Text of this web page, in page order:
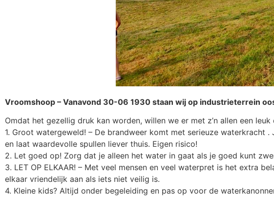
Vroomshoop – Vanavond 30-06 1930 staan wij op industrieterrein
Omdat het gezellig druk kan worden, willen we er met z’n allen een
1. Groot watergeweld! – De brandweer komt met serieuze
en laat waardevolle spullen liever thuis. Eigen risico!
2. Let goed op! Zorg dat je alleen het water in gaat als je goed kunt
3. LET OP ELKAAR! – Met veel mensen en veel waterpret is het extra
elkaar vriendelijk aan als iets niet veilig is.
4. Kleine kids? Altijd onder begeleiding en pas op voor de